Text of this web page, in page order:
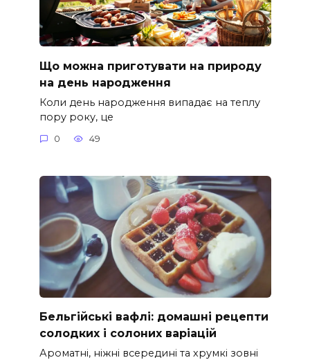
Що можна приготувати на природу
на день народження
Коли день народження випадає на теплу
пору року, це
0 49
Бельгійські вафлі: домашні рецепти
солодких і солоних варіацій
Ароматні, ніжні всередині та хрумкі зовні